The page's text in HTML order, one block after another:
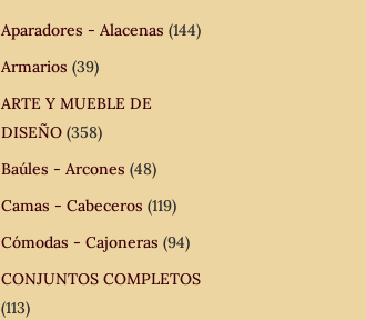
Aparadores - Alacenas (144)
Armarios (39)
ARTE Y MUEBLE DE
DISEÑO (358)
Baúles - Arcones (48)
Camas - Cabeceros (119)
Cómodas - Cajoneras (94)
CONJUNTOS COMPLETOS
(113)